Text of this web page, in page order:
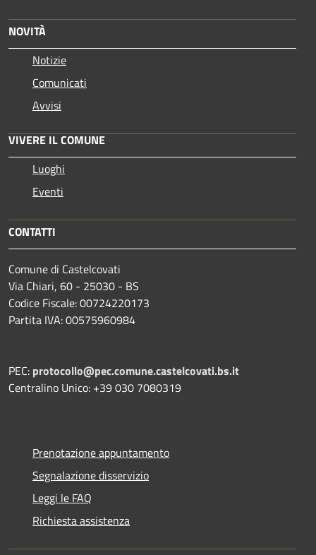
NOVITÀ
Notizie
Comunicati
Avvisi
VIVERE IL COMUNE
Luoghi
Eventi
CONTATTI
Comune di Castelcovati
Via Chiari, 60 - 25030 - BS
Codice Fiscale: 00724220173
Partita IVA: 00575960984
PEC: protocollo@pec.comune.castelcovati.bs.it
Centralino Unico: +39 030 7080319
Prenotazione appuntamento
Segnalazione disservizio
Leggi le FAQ
Richiesta assistenza